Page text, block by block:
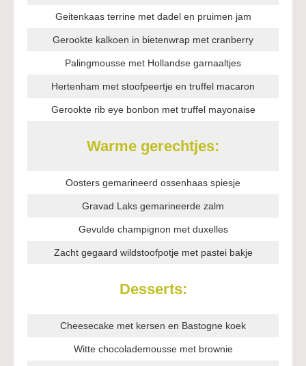
Geitenkaas terrine met dadel en pruimen jam
Gerookte kalkoen in bietenwrap met cranberry
Palingmousse met Hollandse garnaaltjes
Hertenham met stoofpeertje en truffel macaron
Gerookte rib eye bonbon met truffel mayonaise
Warme gerechtjes:
Oosters gemarineerd ossenhaas spiesje
Gravad Laks gemarineerde zalm
Gevulde champignon met duxelles
Zacht gegaard wildstoofpotje met pastei bakje
Desserts:
Cheesecake met kersen en Bastogne koek
Witte chocolademousse met brownie